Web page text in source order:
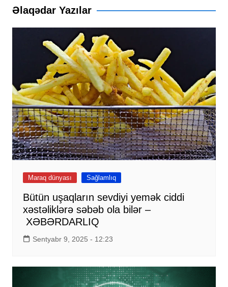
Əlaqədar Yazılar
Maraq dünyası Sağlamlıq
Bütün uşaqların sevdiyi yemək ciddi
xəstəliklərə səbəb ola bilər –
XƏBƏRDARLIQ
Sentyabr 9, 2025 - 12:23